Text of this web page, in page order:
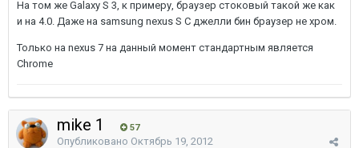
На том же Galaxy S 3, к примеру, браузер стоковый такой же как
и на 4.0. Даже на samsung nexus S С джелли бин браузер не хром.
Только на nexus 7 на данный момент стандартным является
Chrome
mike 1 57
Опубликовано Октябрь 19, 2012